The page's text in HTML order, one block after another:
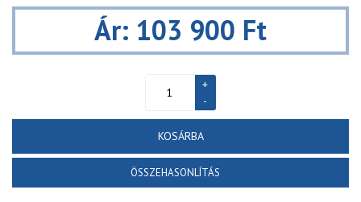
Ár: 103 900 Ft
KOSÁRBA
ÖSSZEHASONLÍTÁS